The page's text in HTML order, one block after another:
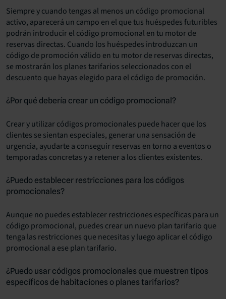
Siempre y cuando tengas al menos un código promocional
activo, aparecerá un campo en el que tus huéspedes futuribles
podrán introducir el código promocional en tu motor de
reservas directas. Cuando los huéspedes introduzcan un
código de promoción válido en tu motor de reservas directas,
se mostrarán los planes tarifarios seleccionados con el
descuento que hayas elegido para el código de promoción.
¿Por qué debería crear un código promocional?
Crear y utilizar códigos promocionales puede hacer que los
clientes se sientan especiales, generar una sensación de
urgencia, ayudarte a conseguir reservas en torno a eventos o
temporadas concretas y a retener a los clientes existentes.
¿Puedo establecer restricciones para los códigos
promocionales?
Aunque no puedes establecer restricciones específicas para un
código promocional, puedes crear un nuevo plan tarifario que
tenga las restricciones que necesitas y luego aplicar el código
promocional a ese plan tarifario.
¿Puedo usar códigos promocionales que muestren tipos
específicos de habitaciones o planes tarifarios?